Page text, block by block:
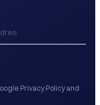
Privacy Policy and